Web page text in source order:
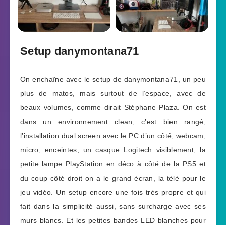
Setup danymontana71
On enchaîne avec le setup de danymontana71, un peu
plus de matos, mais surtout de l’espace, avec de
beaux volumes, comme dirait Stéphane Plaza. On est
dans un environnement clean, c’est bien rangé,
l’installation dual screen avec le PC d’un côté, webcam,
micro, enceintes, un casque Logitech visiblement, la
petite lampe PlayStation en déco à côté de la PS5 et
du coup côté droit on a le grand écran, la télé pour le
jeu vidéo. Un setup encore une fois très propre et qui
fait dans la simplicité aussi, sans surcharge avec ses
murs blancs. Et les petites bandes LED blanches pour